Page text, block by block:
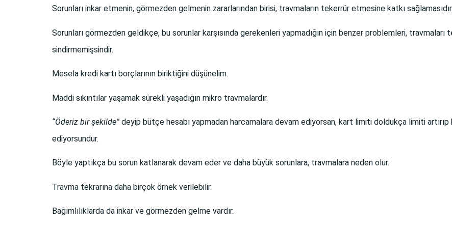
Sorunları inkar etmenin, görmezden gelmenin zararlarından birisi, travmaların tekerrür etmesine katkı sağlamasıdır.
Sorunları görmezden geldikçe, bu sorunlar karşısında gerekenleri yapmadığın için benzer problemleri,
sindirmemişsindir.
Mesela kredi kartı borçlarının biriktiğini düşünelim.
Maddi sıkıntılar yaşamak sürekli yaşadığın mikro travmalardır.
“Öderiz bir şekilde” deyip bütçe hesabı yapmadan harcamalara devam ediyorsan, kart limiti doldukça limiti artırıp
ediyorsundur.
Böyle yaptıkça bu sorun katlanarak devam eder ve daha büyük sorunlara, travmalara neden olur.
Travma tekrarına daha birçok örnek verilebilir.
Bağımlılıklarda da inkar ve görmezden gelme vardır.